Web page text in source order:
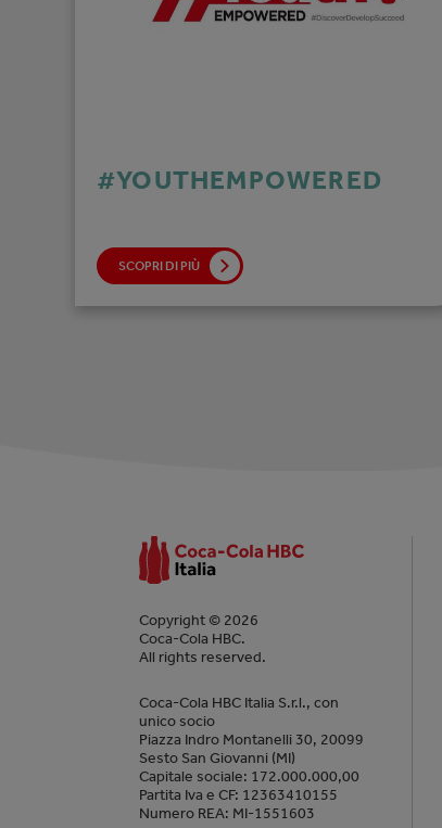
#YOUTHEMPOWERED
SCOPRI DI PIÙ
Copyright © 2026
Coca-Cola HBC.
All rights reserved.
Coca-Cola HBC Italia S.r.l., con
unico socio
Piazza Indro Montanelli 30, 20099
Sesto San Giovanni (MI)
Capitale sociale: 172.000.000,00
Partita Iva e CF: 12363410155
Numero REA: MI-1551603